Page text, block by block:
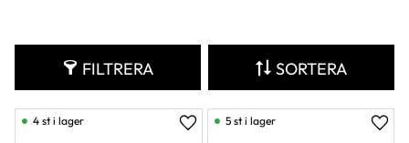
FILTRERA SORTERA
Lägg till i favoriter
4 st i lager 5 st i lager